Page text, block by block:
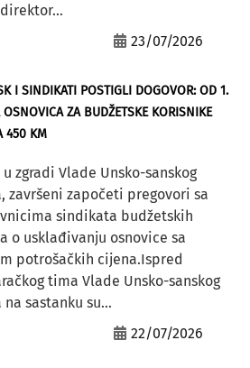
23/07/2026
I SINDIKATI POSTIGLI DOGOVOR: OD 1.
OSNOVICA ZA BUDŽETSKE KORISNIKE
450 KM
u zgradi Vlade Unsko-sanskog
završeni započeti pregovori sa
sindikata budžetskih
o usklađivanju osnovice sa
potrošačkih cijena.Ispred
tima Vlade Unsko-sanskog
sastanku su...
22/07/2026